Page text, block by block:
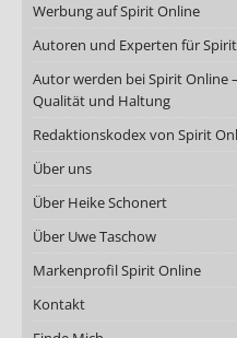
Werbung auf Spirit Online
Autoren und Experten für
Autor werden bei Spirit Online
Qualität und Haltung
Redaktionskodex von Spirit
Über uns
Über Heike Schonert
Über Uwe Taschow
Markenprofil Spirit Online
Kontakt